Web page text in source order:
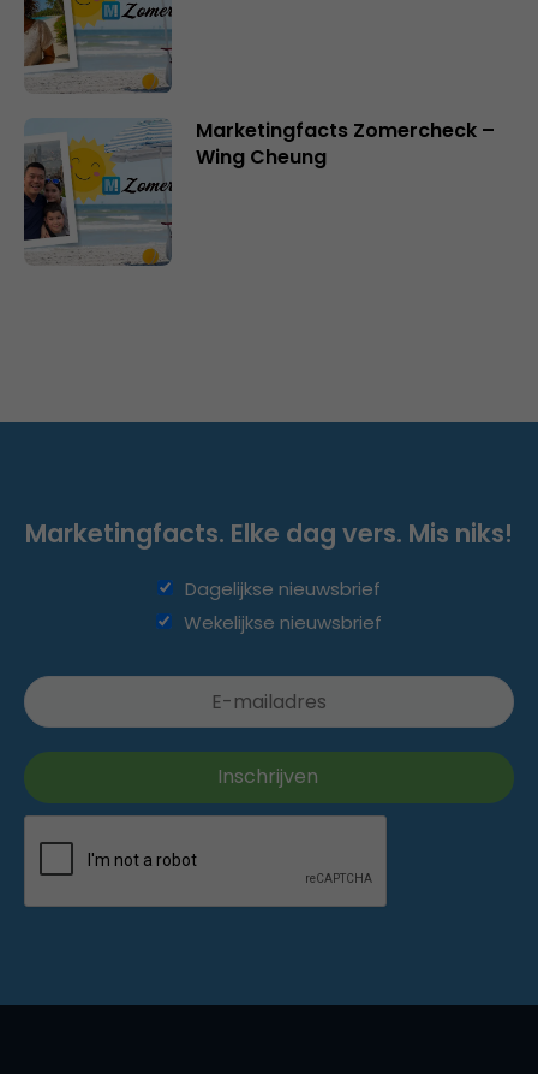
Marketingfacts Zomercheck –
Wing Cheung
Marketingfacts. Elke dag vers. Mis niks!
Dagelijkse nieuwsbrief
Wekelijkse nieuwsbrief